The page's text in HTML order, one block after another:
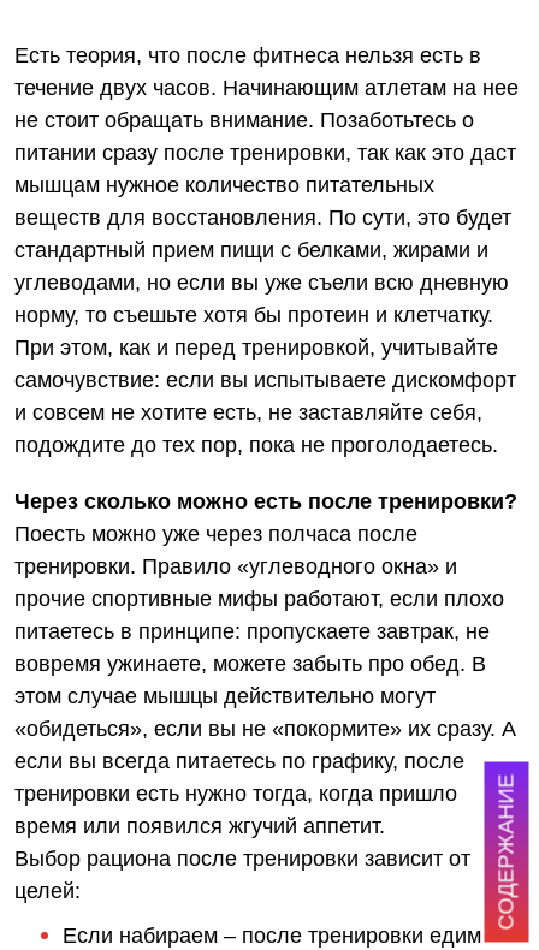
СОДЕРЖАНИЕ
Есть теория, что после фитнеса нельзя есть в
течение двух часов. Начинающим атлетам на нее
не стоит обращать внимание. Позаботьтесь о
питании сразу после тренировки, так как это даст
мышцам нужное количество питательных
веществ для восстановления. По сути, это будет
стандартный прием пищи с белками, жирами и
углеводами, но если вы уже съели всю дневную
норму, то съешьте хотя бы протеин и клетчатку.
При этом, как и перед тренировкой, учитывайте
самочувствие: если вы испытываете дискомфорт
и совсем не хотите есть, не заставляйте себя,
подождите до тех пор, пока не проголодаетесь.
Через сколько можно есть после тренировки?
Поесть можно уже через полчаса после
тренировки. Правило «углеводного окна» и
прочие спортивные мифы работают, если плохо
питаетесь в принципе: пропускаете завтрак, не
вовремя ужинаете, можете забыть про обед. В
этом случае мышцы действительно могут
«обидеться», если вы не «покормите» их сразу. А
если вы всегда питаетесь по графику, после
тренировки есть нужно тогда, когда пришло
время или появился жгучий аппетит.
Выбор рациона после тренировки зависит от
целей:
Если набираем – после тренировки едим